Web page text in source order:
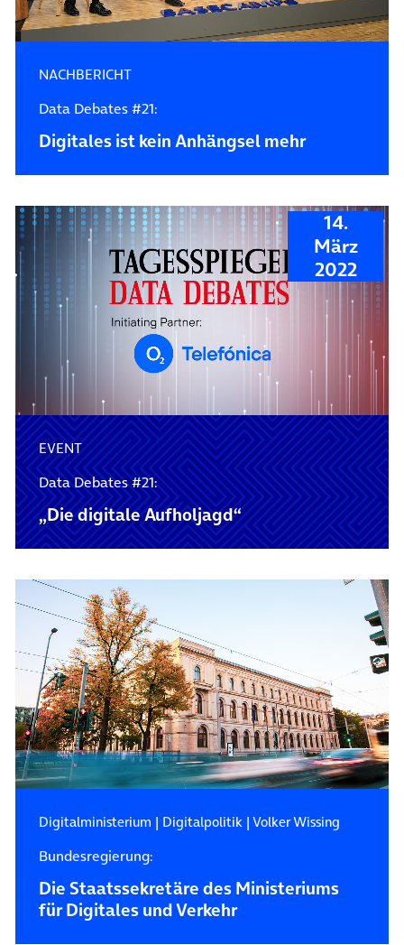
NACHBERICHT
Data Debates #21:
Digitales ist kein Anhängsel mehr
14.
März
2022
EVENT
Data Debates #21:
„Die digitale Aufholjagd“
Digitalministerium | Digitalpolitik|Volker Wissing
Bundesregierung:
Die Staatssekretäre des Ministeriums
für Digitales und Verkehr